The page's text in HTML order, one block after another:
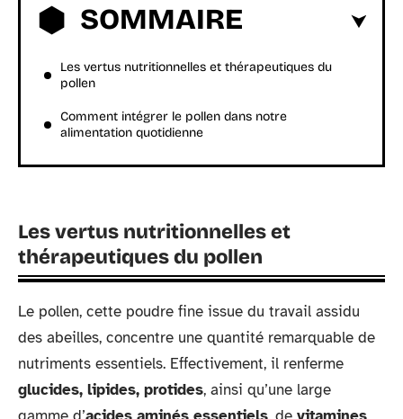
SOMMAIRE
Les vertus nutritionnelles et thérapeutiques du
pollen
Comment intégrer le pollen dans notre
alimentation quotidienne
Les vertus nutritionnelles et
thérapeutiques du pollen
Le pollen, cette poudre fine issue du travail assidu
des abeilles, concentre une quantité remarquable de
nutriments essentiels. Effectivement, il renferme
glucides, lipides, protides, ainsi qu’une large